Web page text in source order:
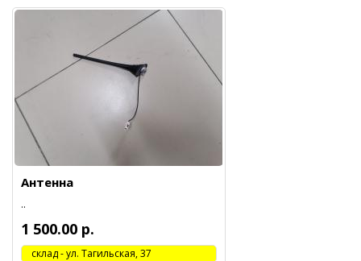
Антенна
..
1 500.00 р.
cклад - ул. Тагильская, 37